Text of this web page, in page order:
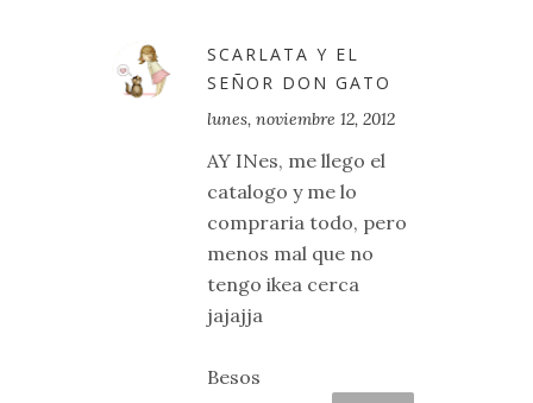
SCARLATA Y EL
SEÑOR DON GATO
lunes, noviembre 12, 2012
AY INes, me llego el
catalogo y me lo
compraria todo, pero
menos mal que no
tengo ikea cerca
jajajja
Besos